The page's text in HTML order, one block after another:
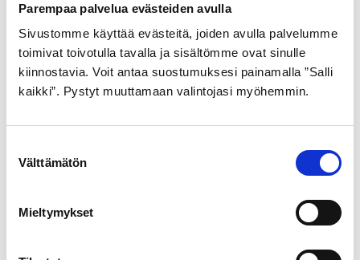
Parempaa palvelua evästeiden avulla
Sivustomme käyttää evästeitä, joiden avulla palvelumme
toimivat toivotulla tavalla ja sisältömme ovat sinulle
kiinnostavia. Voit antaa suostumuksesi painamalla ”Salli
kaikki”. Pystyt muuttamaan valintojasi myöhemmin.
Välttämätön
Mieltymykset
GOLDEN BOY
ULKORENGAS 47-622
MUSTA VALKOINEN SR
123
SCHWALBE
ULKORENGAS 42-622
MUSTA ROAD CRUISER
pistosuojattu
22,99€